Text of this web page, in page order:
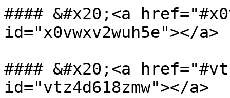
#### &#x20;<a
id="x0vwxv2wuh5e"></a>
#### &#x20;<a
id="vtz4d618zmw"></a>